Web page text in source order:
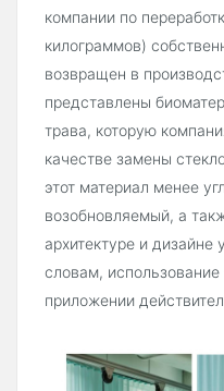
компании по
килограммов)
возвращен в
представлены
трава, которую
качестве замены
этот материал менее
возобновляемый, а
архитектуре и дизайне
словам,
приложении